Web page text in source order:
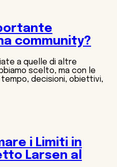
community?
a quelle di altre
scelto, ma con le
decisioni, obiettivi,
i Limiti in
Larsen al